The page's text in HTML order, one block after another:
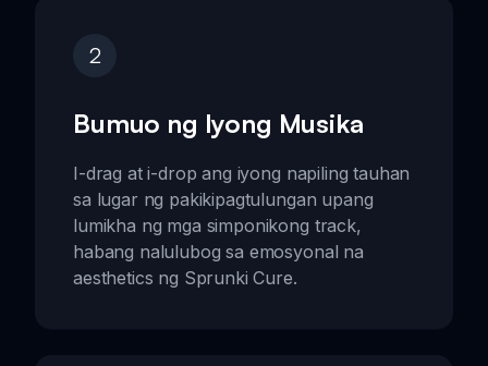
2
Bumuo ng Iyong Musika
I-drag at i-drop ang iyong napiling tauhan
sa lugar ng pakikipagtulungan upang
lumikha ng mga simponikong track,
habang nalulubog sa emosyonal na
aesthetics ng Sprunki Cure.